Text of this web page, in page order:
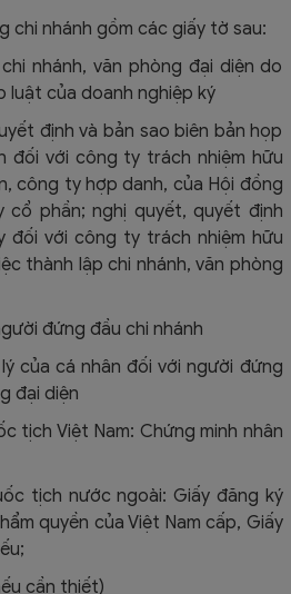
chi nhánh gồm các giấy tờ sau:
nhánh, văn phòng đại diện do
luật của doanh nghiệp ký
định và bản sao biên bản họp
đối với công ty trách nhiệm hữu
công ty hợp danh, của Hội đồng
phần; nghị quyết, quyết định
đối với công ty trách nhiệm hữu
thành lập chi nhánh, văn phòng
đứng đầu chi nhánh
của cá nhân đối với người đứng
đại diện
tịch Việt Nam: Chứng minh nhân
tịch nước ngoài: Giấy đăng ký
quyền của Việt Nam cấp, Giấy
cần thiết)